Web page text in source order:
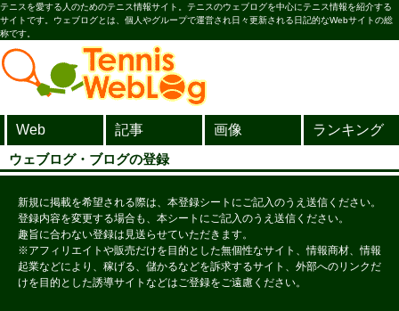
テニスを愛する人のためのテニス情報サイト。テニスのウェブログを中心にテニス情報を紹介する
サイトです。ウェブログとは、個人やグループで運営され日々更新される日記的なWebサイトの総
称です。
Web 記事 画像
ランキング
ウェブログ・ブログの登録
新規に掲載を希望される際は、本登録シートにご記入のうえ送信ください。
登録内容を変更する場合も、本シートにご記入のうえ送信ください。
趣旨に合わない登録は見送らせていただきます。
※アフィリエイトや販売だけを目的とした無個性なサイト、情報商材、情報
起業などにより、稼げる、儲かるなどを訴求するサイト、外部へのリンクだ
けを目的とした誘導サイトなどはご登録をご遠慮ください。